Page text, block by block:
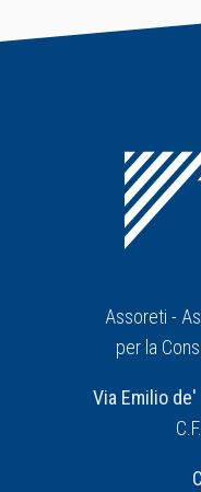
Assoreti -
per la
Via Emilio de'